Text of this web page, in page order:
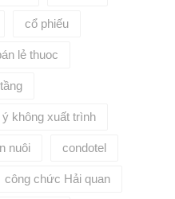
cổ phiếu
lẻ thuoc
không xuất trình
nuôi condotel
công chức Hải quan